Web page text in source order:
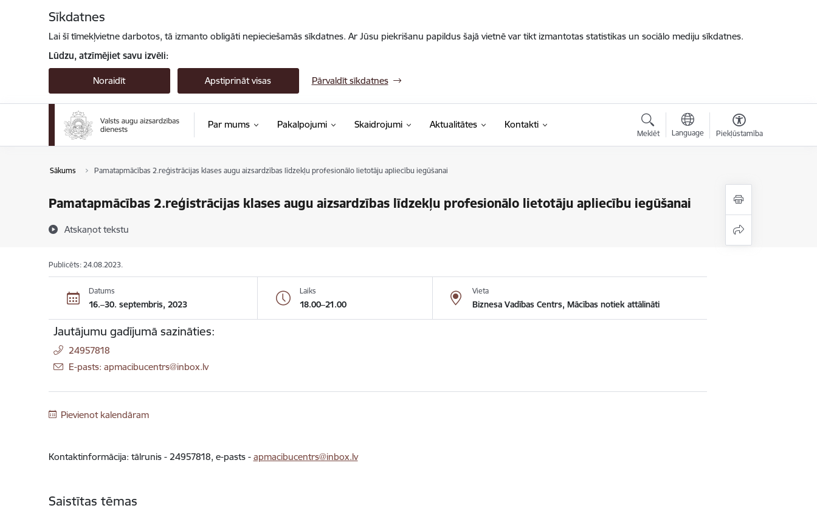
Sīkdatnes
Lai šī tīmekļvietne darbotos, tā izmanto obligāti nepieciešamās sīkdatnes. Ar Jūsu piekrišanu papildus šajā vietnē var tikt izmantotas statistikas un sociālo mediju sīkdatnes.
Lūdzu, atzīmējiet savu izvēli:
Noraidīt Apstiprināt visas Pārvaldīt sīkdatnes
Par mums Pakalpojumi Skaidrojumi Aktualitātes Kontakti
Meklēt Language Piekļūstamība
Sākums Pamatapmācības 2.reģistrācijas klases augu aizsardzības līdzekļu profesionālo lietotāju apliecību iegūšanai
Pamatapmācības 2.reģistrācijas klases augu aizsardzības līdzekļu profesionālo lietotāju apliecību iegūšanai
Atskaņot tekstu
Publicēts: 24.08.2023.
Datums
16.–30. septembris, 2023
Laiks
18.00–21.00
Vieta
Biznesa Vadības Centrs, Mācības notiek attālināti
Jautājumu gadījumā sazināties:
24957818
E-pasts: apmacibucentrs@inbox.lv
Pievienot kalendāram
Kontaktinformācija: tālrunis - 24957818, e-pasts - apmacibucentrs@inbox.lv
Saistītas tēmas